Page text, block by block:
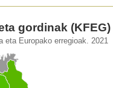
%).
(KFEG)
gordinak (KFEG)
eta Europako erregioak. 2021